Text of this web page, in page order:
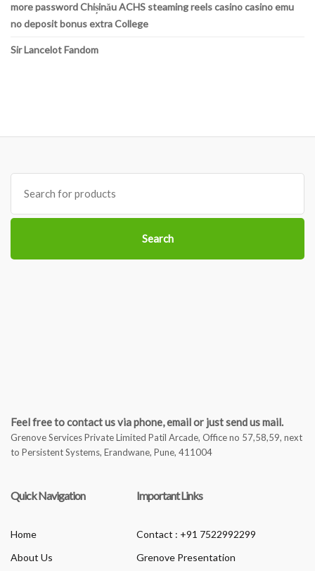
more password Chișinău ACHS steaming reels casino casino emu
no deposit bonus extra College
Sir Lancelot Fandom
Search
for:
Search
Feel free to contact us via phone, email or just send us mail.
Grenove Services Private Limited Patil Arcade, Office no 57,58,59, next
to Persistent Systems, Erandwane, Pune, 411004
Quick Navigation
Home
About Us
Important Links
Contact : +91 7522992299
Grenove Presentation